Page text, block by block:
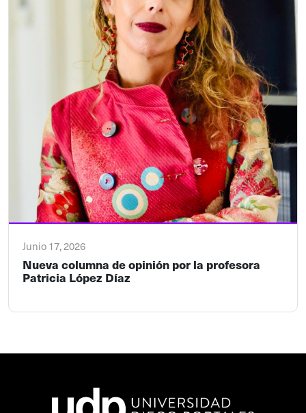
Junio 17, 2026
Nueva columna de opinión por la profesora
Patricia López Díaz